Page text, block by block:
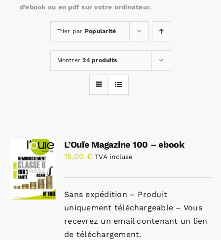
Annonces emploi
d’ebook ou en pdf sur votre ordinateur.
Trier par Popularité
Montrer24 produits
L’Ouïe Magazine 100 – ebook
15,00 € TVA incluse
Sans expédition – Produit
uniquement téléchargeable – Vous
recevrez un email contenant un lien
de téléchargement.